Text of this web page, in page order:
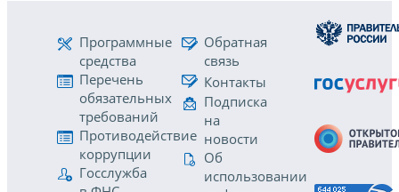
Программные
средства
Перечень
обязательных
требований
Противодействие
коррупции
Госслужба
Обратная
связь
Контакты
Подписка
на
новости
Об
использовании